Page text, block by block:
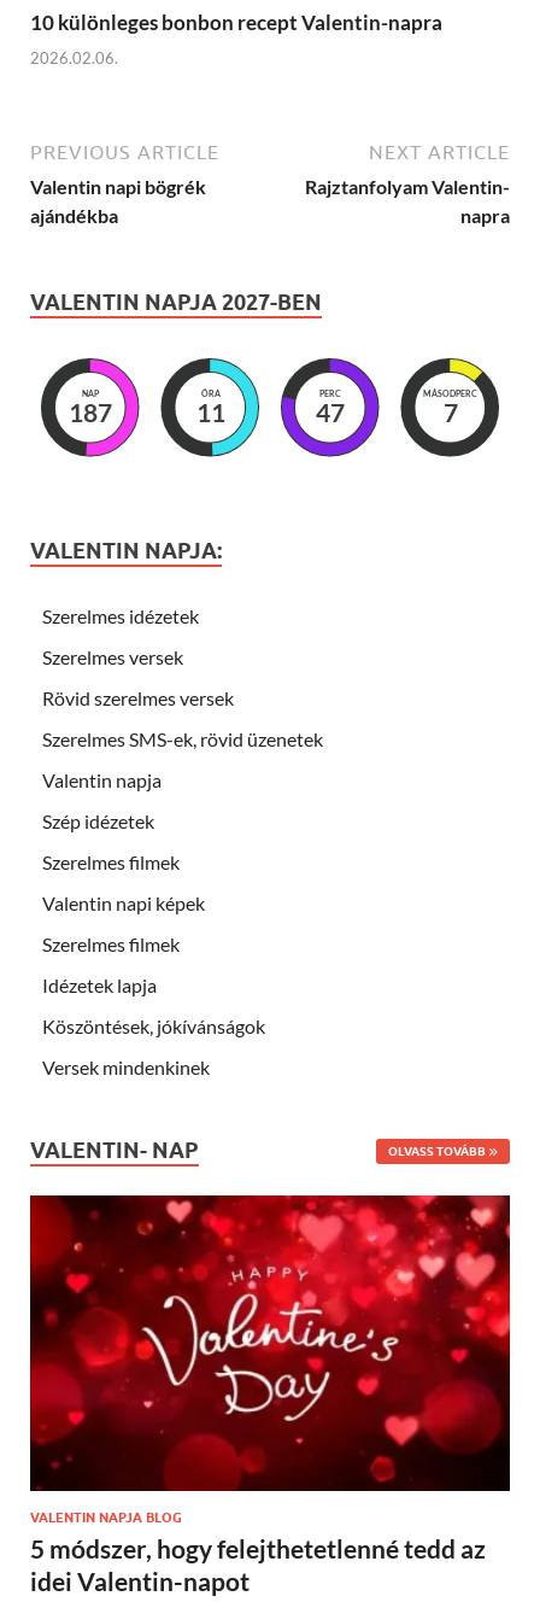
10 különleges bonbon recept Valentin-napra
2026.02.06.
PREVIOUS ARTICLE
Valentin napi bögrék
ajándékba
NEXT ARTICLE
Rajztanfolyam Valentin-
napra
VALENTIN NAPJA 2027-BEN
NAP
187
ÓRA
11
PERC
47
MÁSODPERC
5
VALENTIN NAPJA:
Szerelmes idézetek
Szerelmes versek
Rövid szerelmes versek
Szerelmes SMS-ek, rövid üzenetek
Valentin napja
Szép idézetek
Szerelmes filmek
Valentin napi képek
Szerelmes filmek
Idézetek lapja
Köszöntések, jókívánságok
Versek mindenkinek
VALENTIN- NAP OLVASS TOVÁBB
VALENTIN NAPJA BLOG
5 módszer, hogy felejthetetlenné tedd az
idei Valentin-napot